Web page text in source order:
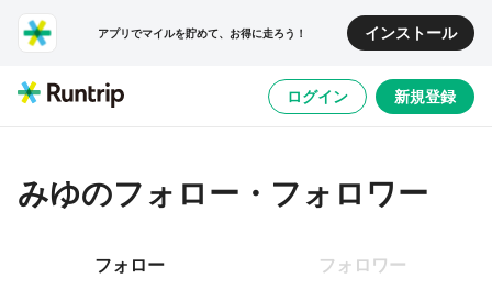
アプリでマイルを貯めて、お得に走ろう！ インストール
ログイン 新規登録
みゆのフォロー・フォロワー
フォロー フォロワー